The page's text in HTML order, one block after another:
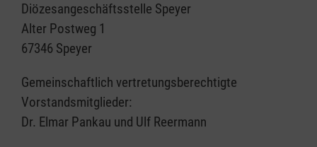
Diözesangeschäftsstelle Speyer
Alter Postweg 1
67346 Speyer
Gemeinschaftlich vertretungsberechtigte
Vorstandsmitglieder:
Dr. Elmar Pankau und Ulf Reermann